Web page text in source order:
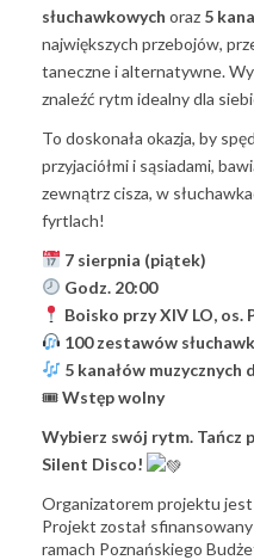
słuchawkowych oraz 5
największych przebojów,
taneczne i alternatywne.
znaleźć rytm idealny dla
To doskonała okazja, by
przyjaciółmi i sąsiadami,
zewnątrz cisza, w
fyrtlach!
7 sierpnia (piątek)
Godz. 20:00
Boisko przy XIV LO, os.
100 zestawów
5 kanałów muzycznych
🎟Wstęp wolny
Wybierz swój rytm. Tańcz
Silent Disco!
Organizatorem projektu jest
Projekt został
ramach Poznańskiego